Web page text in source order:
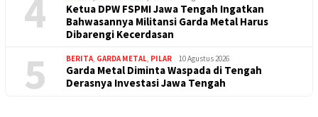
4
Ketua DPW FSPMI Jawa Tengah Ingatkan
Bahwasannya Militansi Garda Metal Harus
Dibarengi Kecerdasan
5 BERITA, GARDA METAL, PILAR 10 Agustus 2026
Garda Metal Diminta Waspada di Tengah
Derasnya Investasi Jawa Tengah